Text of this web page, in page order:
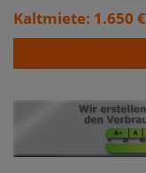
Kaltmiete: 1.650 €